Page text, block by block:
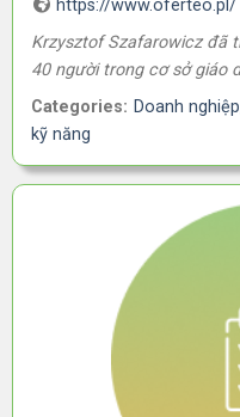
https://www.oferteo.pl/
Krzysztof Szafarowicz đã
40 người trong cơ sở giáo
Categories: Doanh nghiệp
kỹ năng